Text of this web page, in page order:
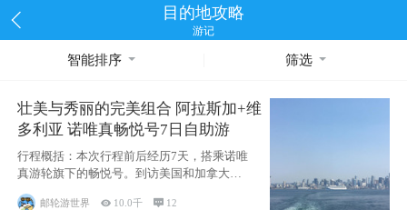
目的地攻略
游记
智能排序 筛选
壮美与秀丽的完美组合 阿拉斯加+维
多利亚 诺唯真畅悦号7日自助游
行程概括：本次行程前后经历7天，搭乘诺唯
真游轮旗下的畅悦号。到访美国和加拿大的4
个州/省：美国华盛顿州
邮轮游世界  10.0千  12